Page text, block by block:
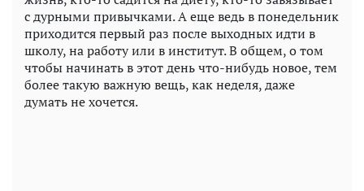
с дурными привычками. А еще ведь в понедельник
приходится первый раз после выходных идти в
школу, на работу или в институт. В общем, о том
чтобы начинать в этот день что-нибудь новое, тем
более такую важную вещь, как неделя, даже
думать не хочется.